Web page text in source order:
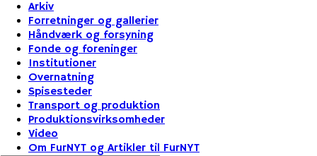
Arkiv
Forretninger og gallerier
Håndværk og forsyning
Fonde og foreninger
Institutioner
Overnatning
Spisesteder
Transport og produktion
Produktionsvirksomheder
Video
Om FurNYT og Artikler til FurNYT